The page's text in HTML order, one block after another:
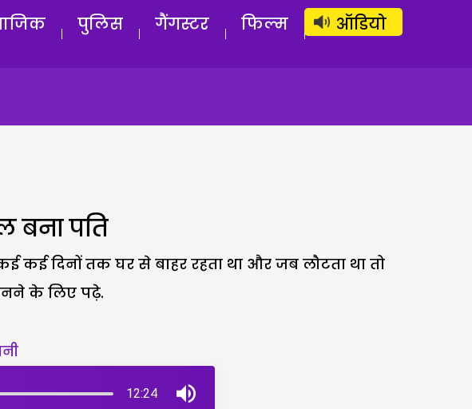
लॉग इन सब्सक्राइब करें
पुलिस गैंगस्टर फिल्म ऑडियो
बना पति
दिनों तक घर से बाहर रहता था और जब लौटता था तो
के लिए पढ़े.
12:24